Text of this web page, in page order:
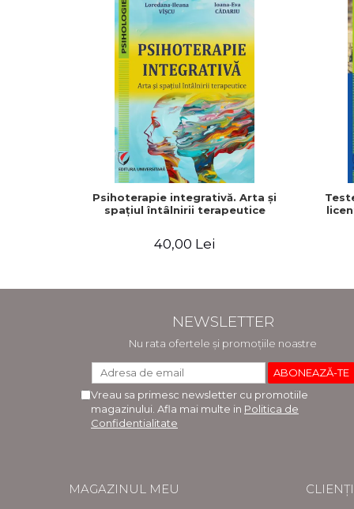
Psihoterapie integrativă. Arta şi
spaţiul întâlnirii terapeutice
40,00 Lei
NEWSLETTER
Nu rata ofertele și promoțiile noastre
Vreau sa primesc newsletter cu promotiile
magazinului. Afla mai multe in Politica de
Confidentialitate
MAGAZINUL MEU CLIENȚI